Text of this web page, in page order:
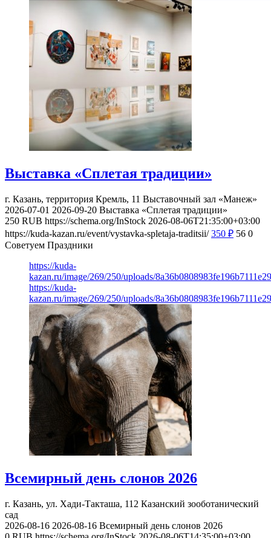
Выставка «Сплетая традиции»
г. Казань, территория Кремль, 11 Выставочный зал «Манеж»
2026-07-01 2026-09-20 Выставка «Сплетая традиции»
250 RUB https://schema.org/InStock 2026-08-06T21:35:00+03:00
https://kuda-kazan.ru/event/vystavka-spletaja-traditsii/ 350 ₽ 56 0
Советуем Праздники
https://kuda-
kazan.ru/image/269/250/uploads/
https://kuda-
kazan.ru/image/269/250/uploads/
Всемирный день слонов 2026
г. Казань, ул. Хади-Такташа, 112 Казанский зооботанический
сад
2026-08-16 2026-08-16 Всемирный день слонов 2026